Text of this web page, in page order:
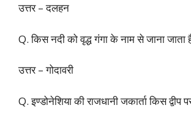
उत्तर – दलहन
Q. किस नदी को वृद्ध गंगा के नाम से जाना जाता
उत्तर – गोदावरी
Q. इण्डोनेशिया की राजधानी जकार्ता किस द्वीप